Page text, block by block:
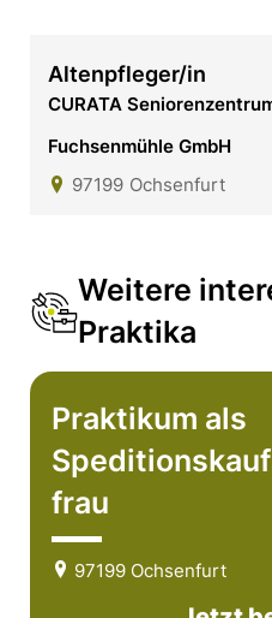
Altenpfleger/in
CURATA
Fuchsenmühle GmbH
97199 Ochsenfurt
Weitere
Praktika
Praktikum als
frau
97199 Ochsenfurt